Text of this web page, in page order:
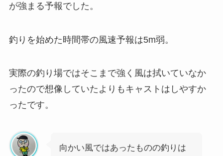
が強まる予報でした。
釣りを始めた時間帯の風速予報は5m弱。
実際の釣り場ではそこまで強く風は拭いていなか
ったので想像していたよりもキャストはしやすか
ったです。
向かい風ではあったものの釣りは